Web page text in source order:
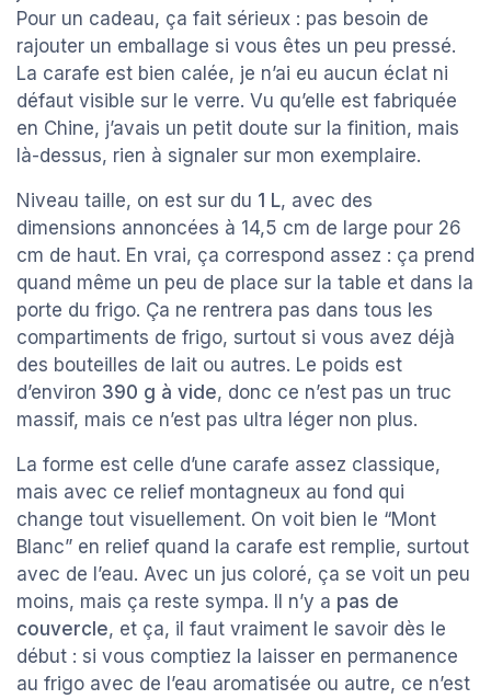
Pour un cadeau, ça fait sérieux : pas besoin de
rajouter un emballage si vous êtes un peu pressé.
La carafe est bien calée, je n’ai eu aucun éclat ni
défaut visible sur le verre. Vu qu’elle est fabriquée
en Chine, j’avais un petit doute sur la finition, mais
là-dessus, rien à signaler sur mon exemplaire.
Niveau taille, on est sur du 1 L, avec des
dimensions annoncées à 14,5 cm de large pour 26
cm de haut. En vrai, ça correspond assez : ça prend
quand même un peu de place sur la table et dans la
porte du frigo. Ça ne rentrera pas dans tous les
compartiments de frigo, surtout si vous avez déjà
des bouteilles de lait ou autres. Le poids est
d’environ 390 g à vide, donc ce n’est pas un truc
massif, mais ce n’est pas ultra léger non plus.
La forme est celle d’une carafe assez classique,
mais avec ce relief montagneux au fond qui
change tout visuellement. On voit bien le “Mont
Blanc” en relief quand la carafe est remplie, surtout
avec de l’eau. Avec un jus coloré, ça se voit un peu
moins, mais ça reste sympa. Il n’y a pas de
couvercle, et ça, il faut vraiment le savoir dès le
début : si vous comptiez la laisser en permanence
au frigo avec de l’eau aromatisée ou autre, ce n’est